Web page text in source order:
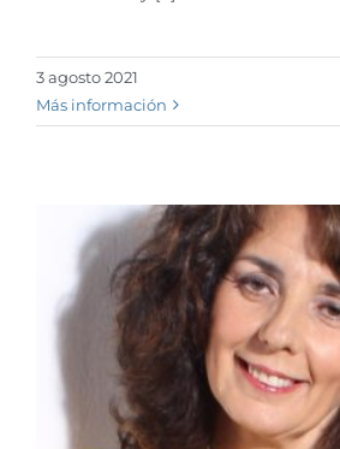
3 agosto 2021
Más información